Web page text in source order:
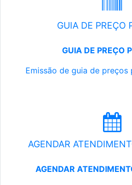
GUIA DE PREÇO
GUIA DE PREÇO
Emissão de guia de preços
AGENDAR
AGENDAR